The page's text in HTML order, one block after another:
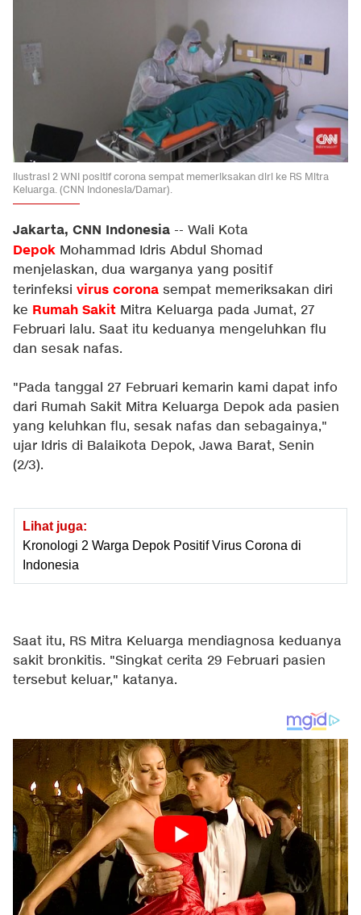
Ilustrasi 2 WNI positif corona sempat memeriksakan diri ke RS Mitra
Keluarga. (CNN Indonesia/Damar).
Jakarta, CNN Indonesia -- Wali Kota
Depok Mohammad Idris Abdul Shomad
menjelaskan, dua warganya yang positif
terinfeksi virus corona sempat memeriksakan diri
ke Rumah Sakit Mitra Keluarga pada Jumat, 27
Februari lalu. Saat itu keduanya mengeluhkan flu
dan sesak nafas.
"Pada tanggal 27 Februari kemarin kami dapat info
dari Rumah Sakit Mitra Keluarga Depok ada pasien
yang keluhkan flu, sesak nafas dan sebagainya,"
ujar Idris di Balaikota Depok, Jawa Barat, Senin
(2/3).
Lihat juga:
Kronologi 2 Warga Depok Positif Virus Corona di
Indonesia
Saat itu, RS Mitra Keluarga mendiagnosa keduanya
sakit bronkitis. "Singkat cerita 29 Februari pasien
tersebut keluar," katanya.